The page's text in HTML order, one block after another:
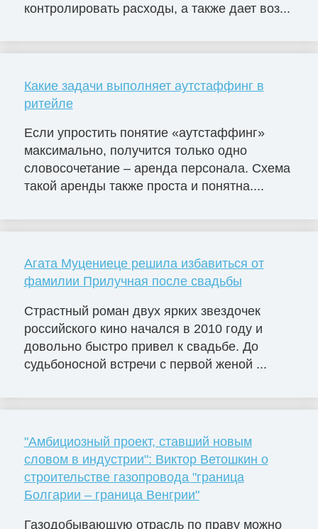
контролировать расходы, а также дает воз...
Какие задачи выполняет аутстаффинг в
ритейле
Если упростить понятие «аутстаффинг»
максимально, получится только одно
словосочетание – аренда персонала. Схема
такой аренды также проста и понятна....
Агата Муцениеце решила избавиться от
фамилии Прилучная после свадьбы
Страстный роман двух ярких звездочек
российского кино начался в 2010 году и
довольно быстро привел к свадьбе. До
судьбоносной встречи с первой женой ...
"Амбициозный проект, ставший новым
словом в индустрии": Виктор Ветошкин о
строительстве газопровода "граница
Болгарии – граница Венгрии"
Газодобывающую отрасль по праву можно